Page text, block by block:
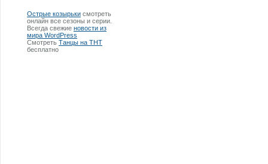
Острые козырьки смотреть
онлайн все сезоны и серии.
Всегда свежие новости из
мира WordPress
Смотреть Танцы на ТНТ
бесплатно